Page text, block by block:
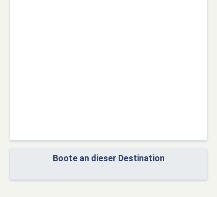
Boote an dieser Destination